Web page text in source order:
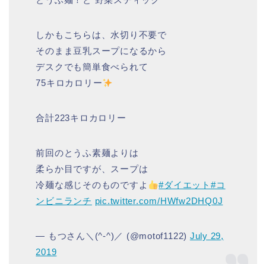
しかもこちらは、水切り不要で
そのまま豆乳スープになるから
デスクでも簡単食べられて
75キロカロリー
合計223キロカロリー
前回のとうふ素麺よりは
柔らか目ですが、スープは
冷麺な感じそのものですよ
#ダイエット #コ
ンビニランチ pic.twitter.com/HWfw2DHQ0J
— もつさん＼(^-^)／ (@motof1122) July 29,
2019